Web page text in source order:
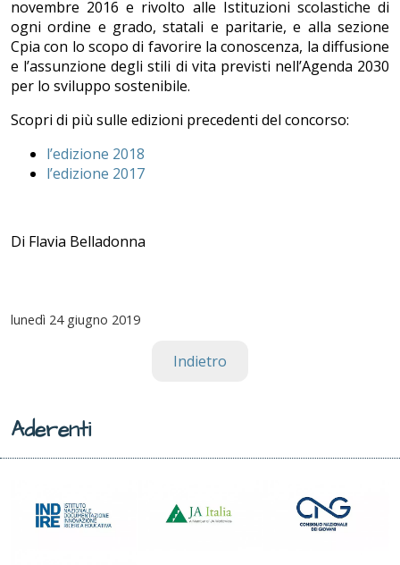
novembre 2016 e rivolto alle Istituzioni scolastiche di
ogni ordine e grado, statali e paritarie, e alla sezione
Cpia con lo scopo di favorire la conoscenza, la diffusione
e l’assunzione degli stili di vita previsti nell’Agenda 2030
per lo sviluppo sostenibile.
Scopri di più sulle edizioni precedenti del concorso:
l’edizione 2018
l’edizione 2017
Di Flavia Belladonna
lunedì 24 giugno 2019
Indietro
Aderenti